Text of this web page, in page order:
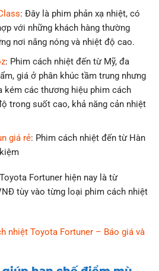
: Đây là phim phản xạ nhiệt, có
với những khách hàng thường
nơi nắng nóng và nhiệt độ cao.
: Phim cách nhiệt đến từ Mỹ, đa
giá ở phân khúc tầm trung nhưng
kém các thương hiệu phim cách
trong suốt cao, khả năng cản nhiệt
giá rẻ: Phim cách nhiệt đến từ Hàn
Fortuner hiện nay là từ
tùy vào từng loại phim cách nhiệt
nhiệt Toyota Fortuner – Báo giá và